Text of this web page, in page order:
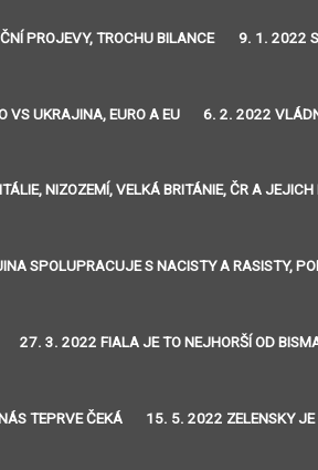
PROJEVY, TROCHU BILANCE 9. 1. 2022
UKRAJINA, EURO A EU 6. 2. 2022
NIZOZEMÍ, VELKÁ BRITÁNIE, ČR A
SPOLUPRACUJE S NACISTY A RASISTY,
27. 3. 2022 FIALA JE TO NEJHORŠÍ OD
TEPRVE ČEKÁ 15. 5. 2022 ZELENSKY JE